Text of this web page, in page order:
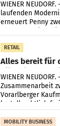
WIENER
laufenden
erneuert Penny
RETAIL
Alles bereit für
Albrecht setzt
WIENER
Zusammenarbeit
Vorarlberger
kartellrechtlich
MOBILITY BUSINESS